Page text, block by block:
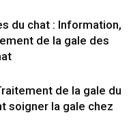
du chat : Information,
de la gale des
de la gale du
soigner la gale chez